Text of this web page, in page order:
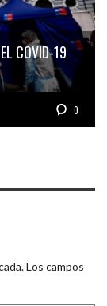
COVID-19
0
Los campos